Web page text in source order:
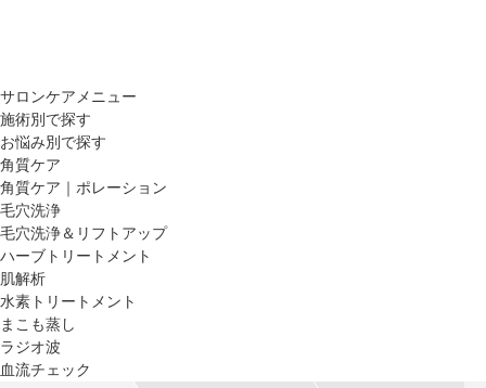
サロンケアメニュー
施術別で探す
お悩み別で探す
角質ケア
角質ケア｜ポレーション
毛穴洗浄
毛穴洗浄＆リフトアップ
ハーブトリートメント
肌解析
水素トリートメント
まこも蒸し
ラジオ波
血流チェック